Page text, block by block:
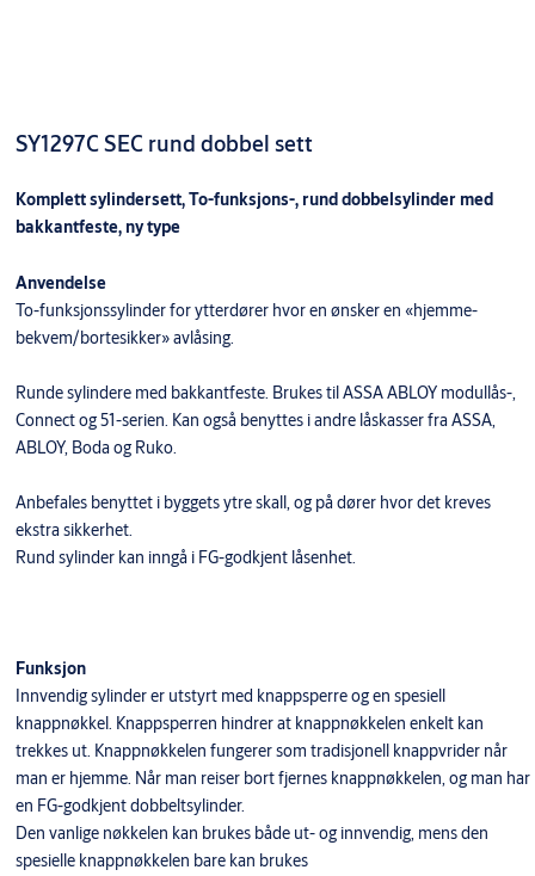
SY1297C SEC rund dobbel sett
Komplett sylindersett, To-funksjons-, rund dobbelsylinder med
bakkantfeste, ny type
Anvendelse
To-funksjonssylinder for ytterdører hvor en ønsker en «hjemme-
bekvem/bortesikker» avlåsing.
Runde sylindere med bakkantfeste. Brukes til ASSA ABLOY modullås-,
Connect og 51-serien. Kan også benyttes i andre låskasser fra ASSA,
ABLOY, Boda og Ruko.
Anbefales benyttet i byggets ytre skall, og på dører hvor det kreves
ekstra sikkerhet.
Rund sylinder kan inngå i FG-godkjent låsenhet.
Funksjon
Innvendig sylinder er utstyrt med knappsperre og en spesiell
knappnøkkel. Knappsperren hindrer at knappnøkkelen enkelt kan
trekkes ut. Knappnøkkelen fungerer som tradisjonell knappvrider når
man er hjemme. Når man reiser bort fjernes knappnøkkelen, og man har
en FG-godkjent dobbeltsylinder.
Den vanlige nøkkelen kan brukes både ut- og innvendig, mens den
spesielle knappnøkkelen bare kan brukes